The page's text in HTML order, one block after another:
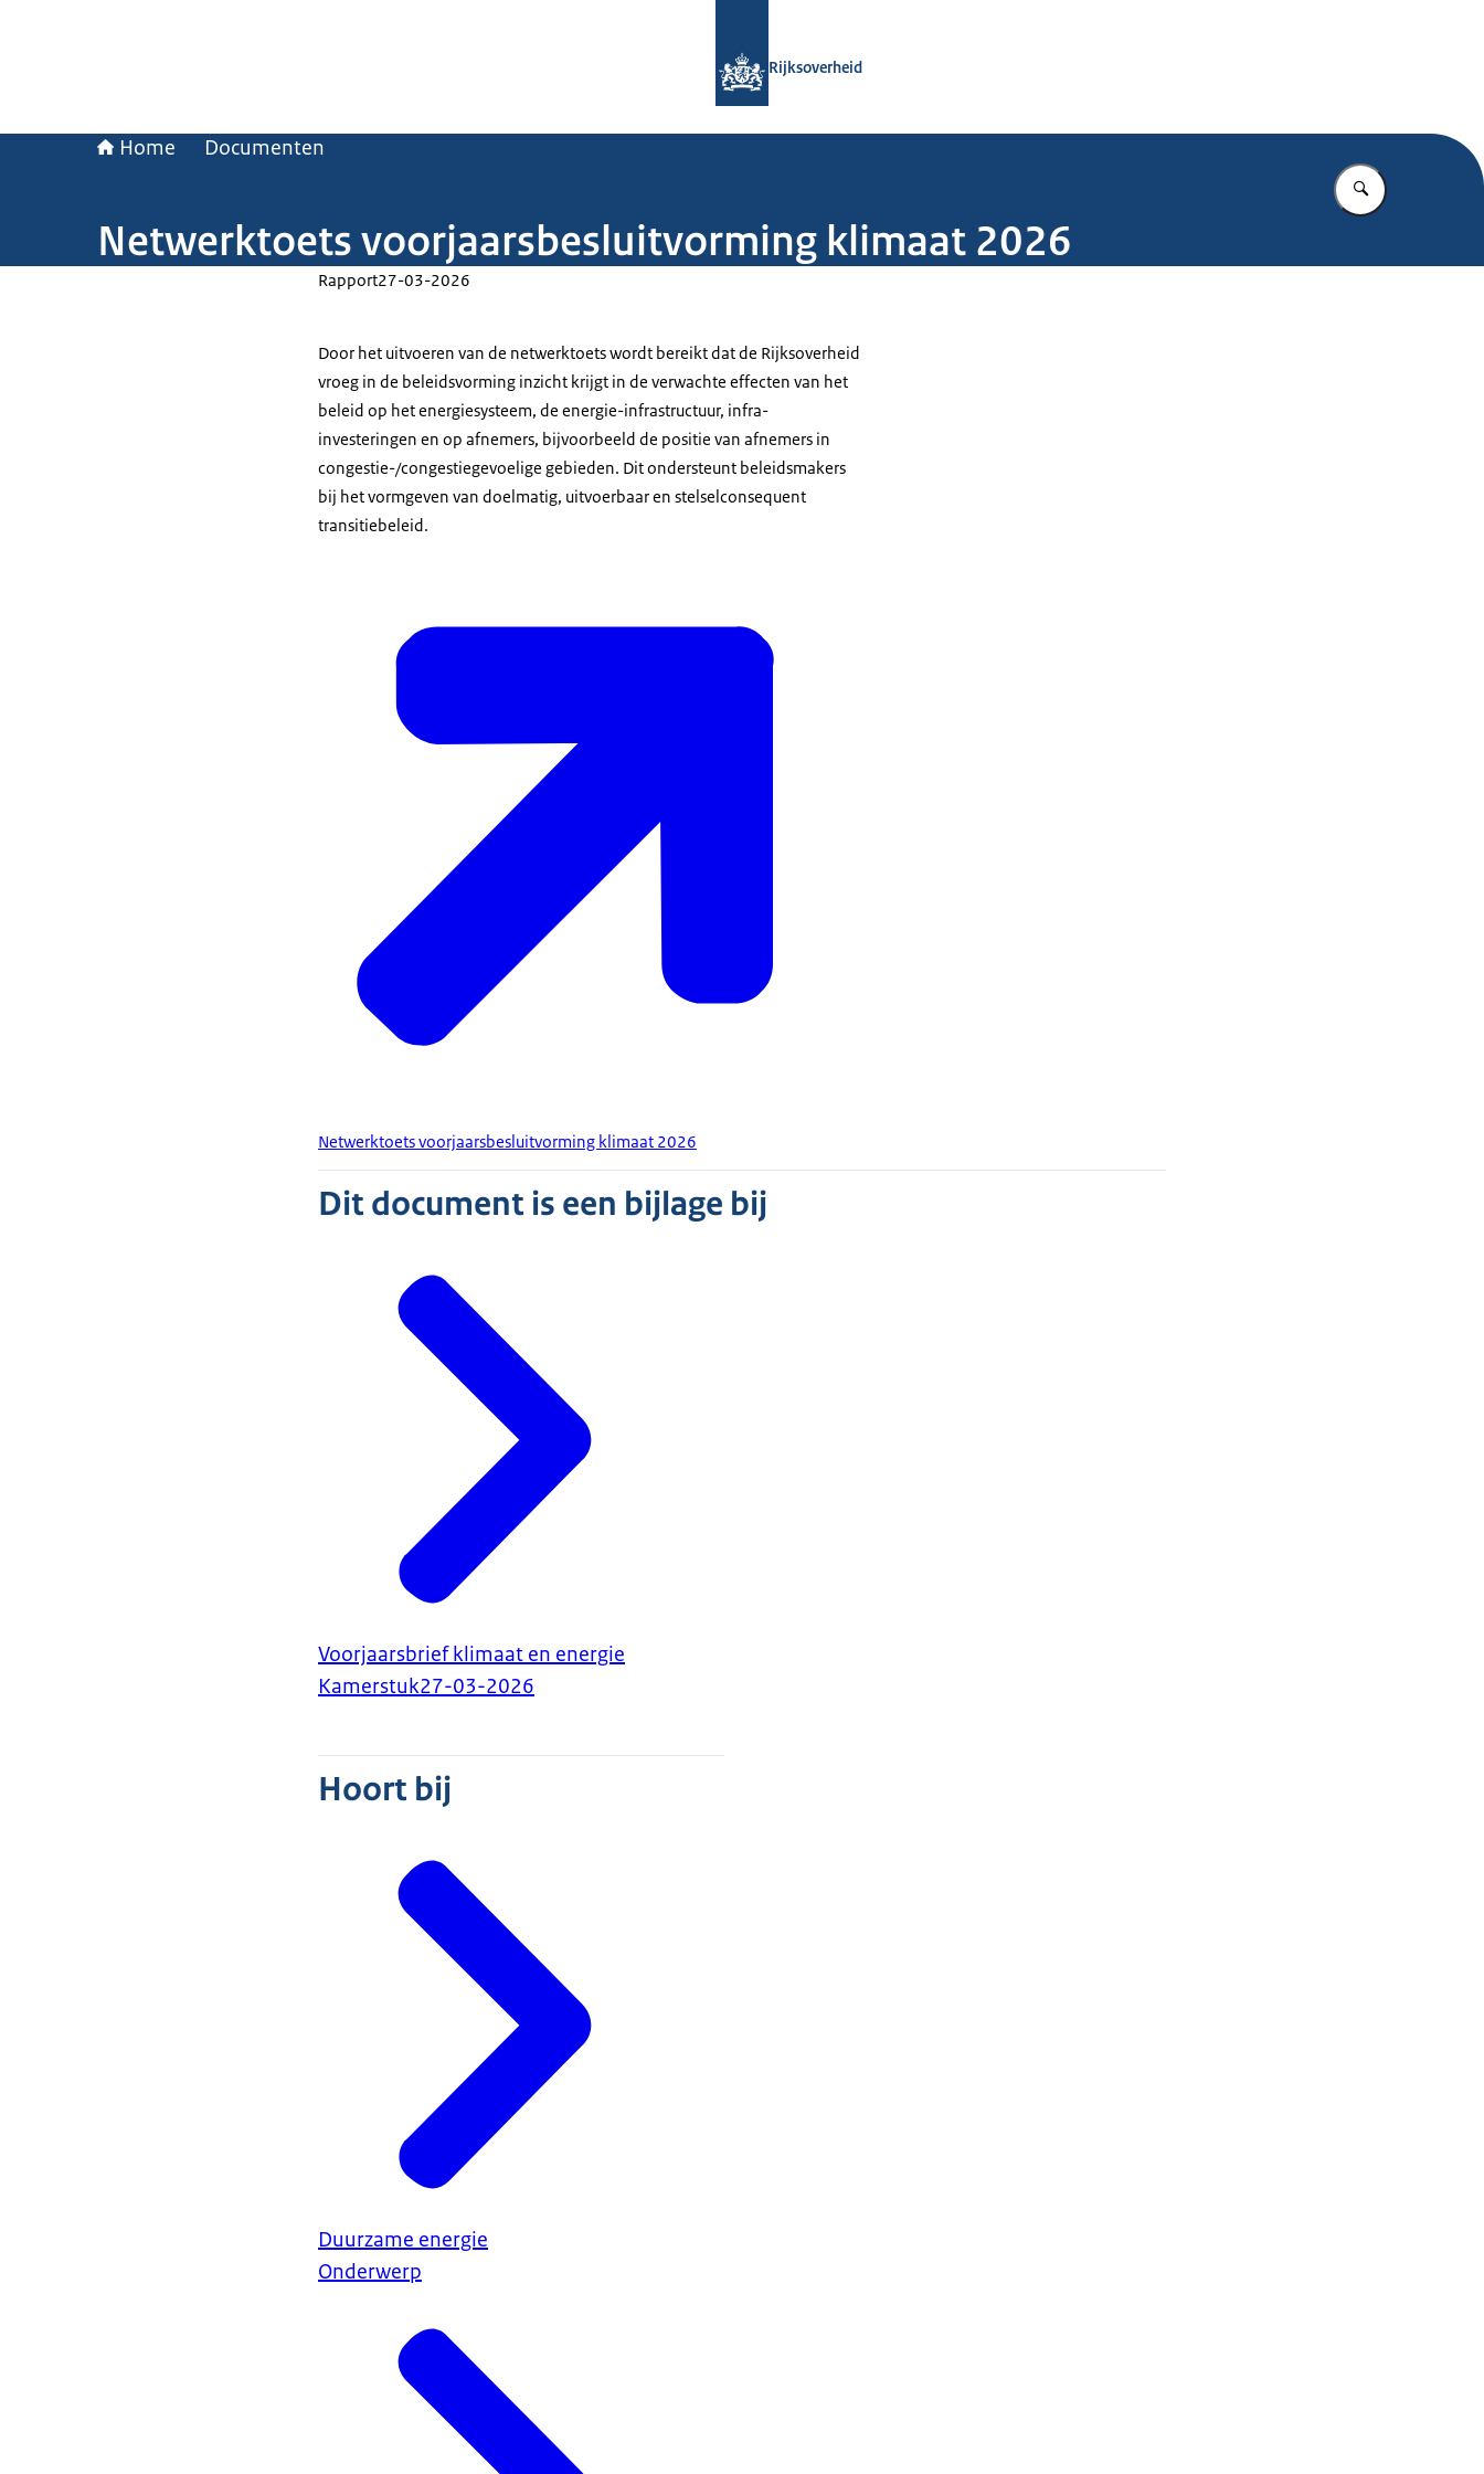
Rijksoverheid
Home Documenten
Vul in wat u
Netwerktoets voorjaarsbesluitvorming klimaat 2026
Rapport27-03-2026
Door het uitvoeren van de netwerktoets wordt bereikt dat de Rijksoverheid
vroeg in de beleidsvorming inzicht krijgt in de verwachte effecten van het
beleid op het energiesysteem, de energie-infrastructuur, infra-
investeringen en op afnemers, bijvoorbeeld de positie van afnemers in
congestie-/congestiegevoelige gebieden. Dit ondersteunt beleidsmakers
bij het vormgeven van doelmatig, uitvoerbaar en stelselconsequent
transitiebeleid.
Netwerktoets voorjaarsbesluitvorming klimaat 2026
Dit document is een bijlage bij
Voorjaarsbrief klimaat en energie
Kamerstuk27-03-2026
Hoort bij
Duurzame energie
Onderwerp